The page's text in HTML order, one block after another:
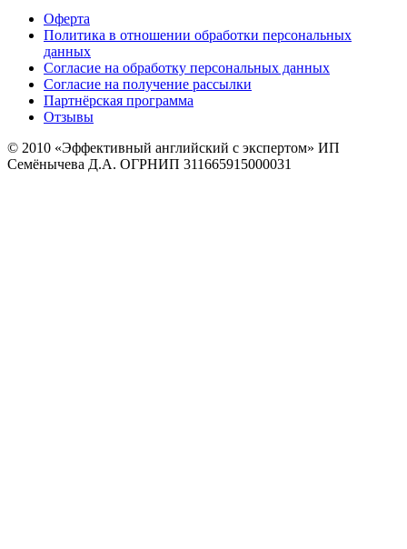
Оферта
Политика в отношении обработки персональных
данных
Согласие на обработку персональных данных
Согласие на получение рассылки
Партнёрская программа
Отзывы
© 2010 «Эффективный английский с экспертом» ИП
Семёнычева Д.А. ОГРНИП 311665915000031